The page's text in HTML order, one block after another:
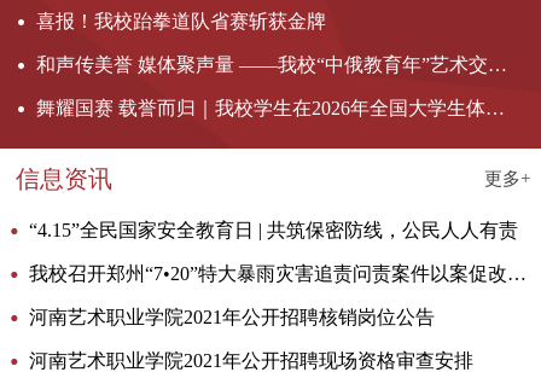
喜报！我校跆拳道队省赛斩获金牌
和声传美誉 媒体聚声量 ——我校“中俄教育年”艺术交流活动获超50家权威媒体集中报道
舞耀国赛 载誉而归｜我校学生在2026年全国大学生体育舞蹈锦标赛斩获多项大奖
信息资讯 更多+
“4.15”全民国家安全教育日 | 共筑保密防线，公民人人有责
我校召开郑州“7•20”特大暴雨灾害追责问责案件以案促改工作动员部署会暨2022年思想政治工作会议
河南艺术职业学院2021年公开招聘核销岗位公告
河南艺术职业学院2021年公开招聘现场资格审查安排